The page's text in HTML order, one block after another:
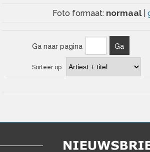
Foto formaat: normaal
Ga naar pagina Ga
Sorteer op